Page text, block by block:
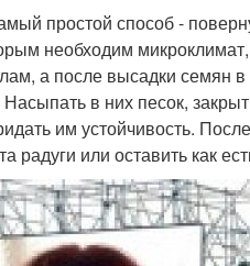
простой способ -
необходим
а после высадки семян
в них песок,
им устойчивость.
или оставить как